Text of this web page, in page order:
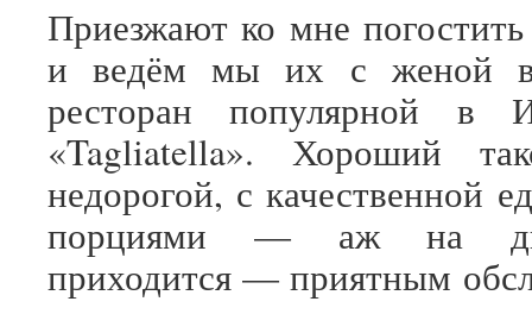
Приезжают ко мне
и ведём мы их с женой в
ресторан популярной в
«Tagliatella». Хороший
недорогой, с качественной
порциями — аж на
приходится — приятным